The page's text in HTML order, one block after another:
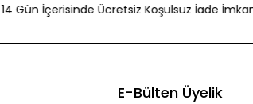
14 Gün İçerisinde Ücretsiz Koşulsuz İade İmkanı
E-Bülten Üyelik